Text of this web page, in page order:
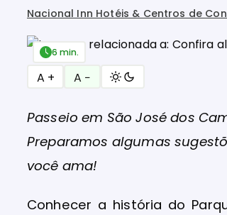
Nacional Inn Hotéis & Centros de
6 min.
A + A −
Passeio em São José dos
Preparamos algumas
você ama!
Conhecer a história do